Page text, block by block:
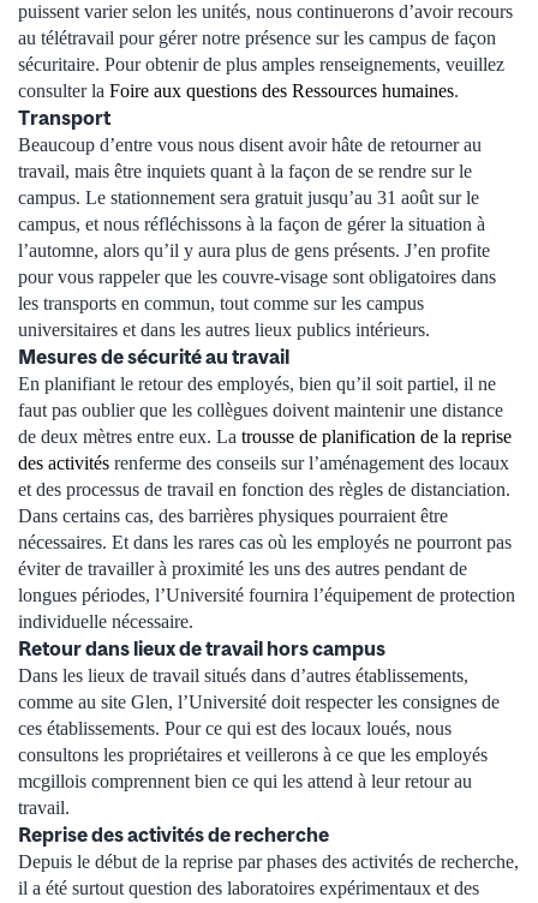
puissent varier selon les unités, nous continuerons d’avoir recours
au télétravail pour gérer notre présence sur les campus de façon
sécuritaire. Pour obtenir de plus amples renseignements, veuillez
consulter la Foire aux questions des Ressources humaines.
Transport
Beaucoup d’entre vous nous disent avoir hâte de retourner au
travail, mais être inquiets quant à la façon de se rendre sur le
campus. Le stationnement sera gratuit jusqu’au 31 août sur le
campus, et nous réfléchissons à la façon de gérer la situation à
l’automne, alors qu’il y aura plus de gens présents. J’en profite
pour vous rappeler que les couvre-visage sont obligatoires dans
les transports en commun, tout comme sur les campus
universitaires et dans les autres lieux publics intérieurs.
Mesures de sécurité au travail
En planifiant le retour des employés, bien qu’il soit partiel, il ne
faut pas oublier que les collègues doivent maintenir une distance
de deux mètres entre eux. La trousse de planification de la reprise
des activités renferme des conseils sur l’aménagement des locaux
et des processus de travail en fonction des règles de distanciation.
Dans certains cas, des barrières physiques pourraient être
nécessaires. Et dans les rares cas où les employés ne pourront pas
éviter de travailler à proximité les uns des autres pendant de
longues périodes, l’Université fournira l’équipement de protection
individuelle nécessaire.
Retour dans lieux de travail hors campus
Dans les lieux de travail situés dans d’autres établissements,
comme au site Glen, l’Université doit respecter les consignes de
ces établissements. Pour ce qui est des locaux loués, nous
consultons les propriétaires et veillerons à ce que les employés
mcgillois comprennent bien ce qui les attend à leur retour au
travail.
Reprise des activités de recherche
Depuis le début de la reprise par phases des activités de recherche,
il a été surtout question des laboratoires expérimentaux et des